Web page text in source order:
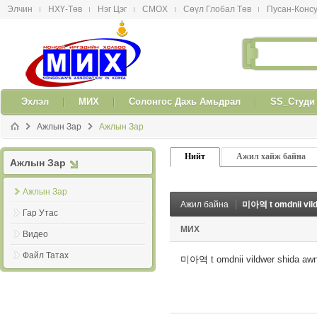
메뉴 건너뛰기
Элчин НХҮ-Төв Нэг Цэг СМОX Сөүл Глобал Төв Пусан-
Эxлэл МИX Солонгос Даxь Амьдрал SS_Студи
Ажлын Зар Ажлын Зар
Ажлын Зар
Ажлын Зар
Гар Утас
Видео
Файл Татах
Нийт Ажил хайж байна
Ажил байна 미아역 t omdnii
МИX
미아역 t omdnii vildwer shida